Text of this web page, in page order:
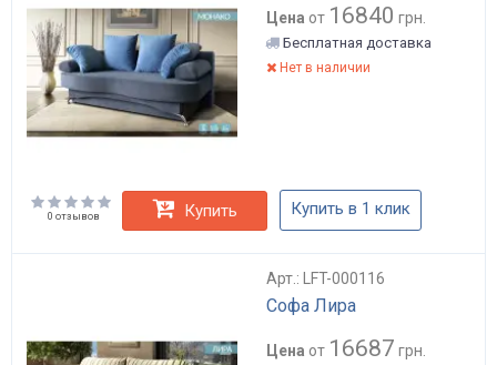
Цена от 16840 грн.
Бесплатная доставка
Нет в наличии
0 отзывов Купить Купить в 1 клик
Арт.: LFT-000116
Софа Лира
Цена от 16687 грн.